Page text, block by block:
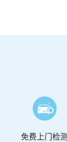
免费上门检测